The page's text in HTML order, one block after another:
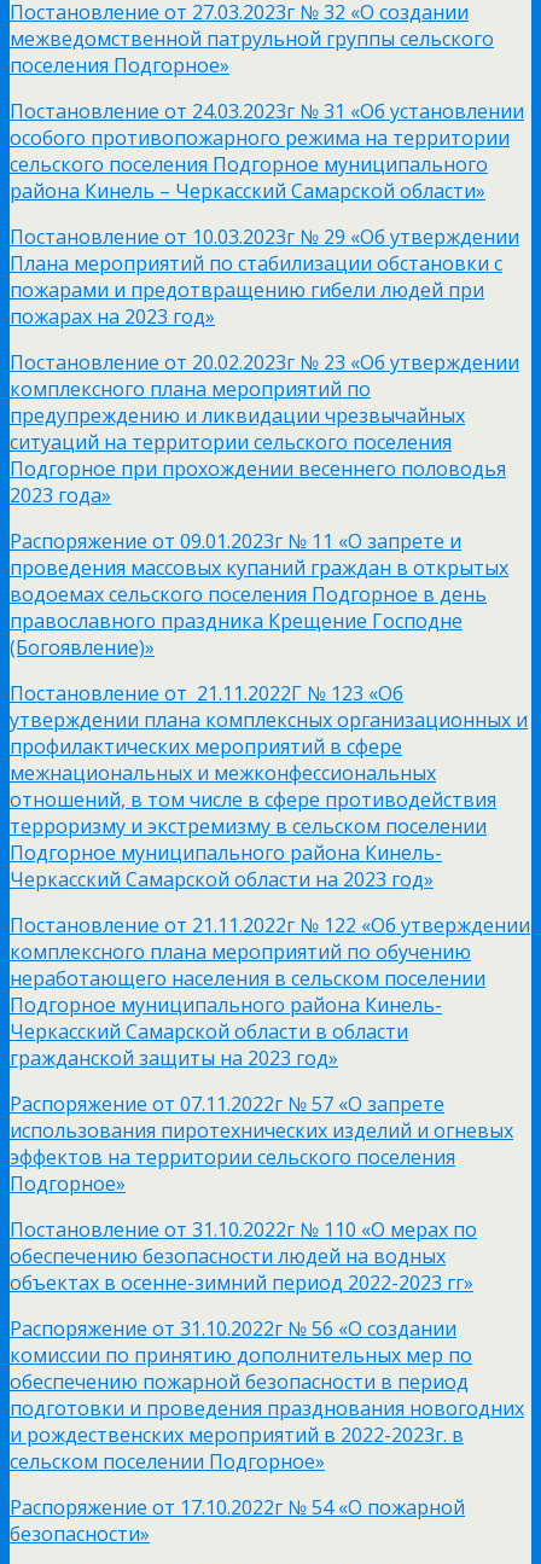
Постановление от 27.03.2023г № 32 «О создании
межведомственной патрульной группы сельского
поселения Подгорное»
Постановление от 24.03.2023г № 31 «Об установлении
особого противопожарного режима на территории
сельского поселения Подгорное муниципального
района Кинель – Черкасский Самарской области»
Постановление от 10.03.2023г № 29 «Об утверждении
Плана мероприятий по стабилизации обстановки с
пожарами и предотвращению гибели людей при
пожарах на 2023 год»
Постановление от 20.02.2023г № 23 «Об утверждении
комплексного плана мероприятий по
предупреждению и ликвидации чрезвычайных
ситуаций на территории сельского поселения
Подгорное при прохождении весеннего половодья
2023 года»
Распоряжение от 09.01.2023г № 11 «О запрете и
проведения массовых купаний граждан в открытых
водоемах сельского поселения Подгорное в день
православного праздника Крещение Господне
(Богоявление)»
Постановление от 21.11.2022Г № 123 «Об
утверждении плана комплексных организационных и
профилактических мероприятий в сфере
межнациональных и межконфессиональных
отношений, в том числе в сфере противодействия
терроризму и экстремизму в сельском поселении
Подгорное муниципального района Кинель-
Черкасский Самарской области на 2023 год»
Постановление от 21.11.2022г № 122 «Об утверждении
комплексного плана мероприятий по обучению
неработающего населения в сельском поселении
Подгорное муниципального района Кинель-
Черкасский Самарской области в области
гражданской защиты на 2023 год»
Распоряжение от 07.11.2022г № 57 «О запрете
использования пиротехнических изделий и огневых
эффектов на территории сельского поселения
Подгорное»
Постановление от 31.10.2022г № 110 «О мерах по
обеспечению безопасности людей на водных
объектах в осенне-зимний период 2022-2023 гг»
Распоряжение от 31.10.2022г № 56 «О создании
комиссии по принятию дополнительных мер по
обеспечению пожарной безопасности в период
подготовки и проведения празднования новогодних
и рождественских мероприятий в 2022-2023г. в
сельском поселении Подгорное»
Распоряжение от 17.10.2022г № 54 «О пожарной
безопасности»